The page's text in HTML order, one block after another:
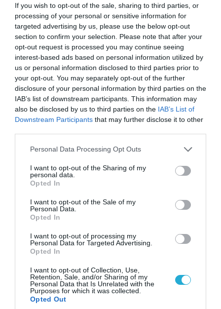
If you wish to opt-out of the sale, sharing to third parties, or
processing of your personal or sensitive information for
targeted advertising by us, please use the below opt-out
section to confirm your selection. Please note that after your
opt-out request is processed you may continue seeing
interest-based ads based on personal information utilized by
us or personal information disclosed to third parties prior to
your opt-out. You may separately opt-out of the further
disclosure of your personal information by third parties on the
IAB’s list of downstream participants. This information may
also be disclosed by us to third parties on the IAB’s List of
Downstream Participants that may further disclose it to other
Please note that this website/app uses one or more Google
not limited to your visit or usage behaviour. You may click to
grant or deny consent to Google and its third-party tags to
use your data for below specified purposes in below Google
consent section.
Personal Data Processing Opt Outs
I want to opt-out of the Sharing of my
personal data.
Opted In
I want to opt-out of the Sale of my
Personal Data.
Opted In
I want to opt-out of processing my
Personal Data for Targeted Advertising.
Opted In
I want to opt-out of Collection, Use,
Retention, Sale, and/or Sharing of my
Personal Data that Is Unrelated with the
Purposes for which it was collected.
Opted Out
09.08.2026 | 19:02
Ρωσικό Su-34 προκάλεσε τον όλεθρο σε
κτίριο με Ουκρανούς στη Ζαπορίζια – Δείτε
βίντεο
ΠΟΛΙΤΙΚΗ
09.08.2026 | 17:02
ΣΥΡΙΖΑ για υποκλοπές: «Το (παρα)κράτος της ΝΔ
έχει συνέχεια και συνέπεια»